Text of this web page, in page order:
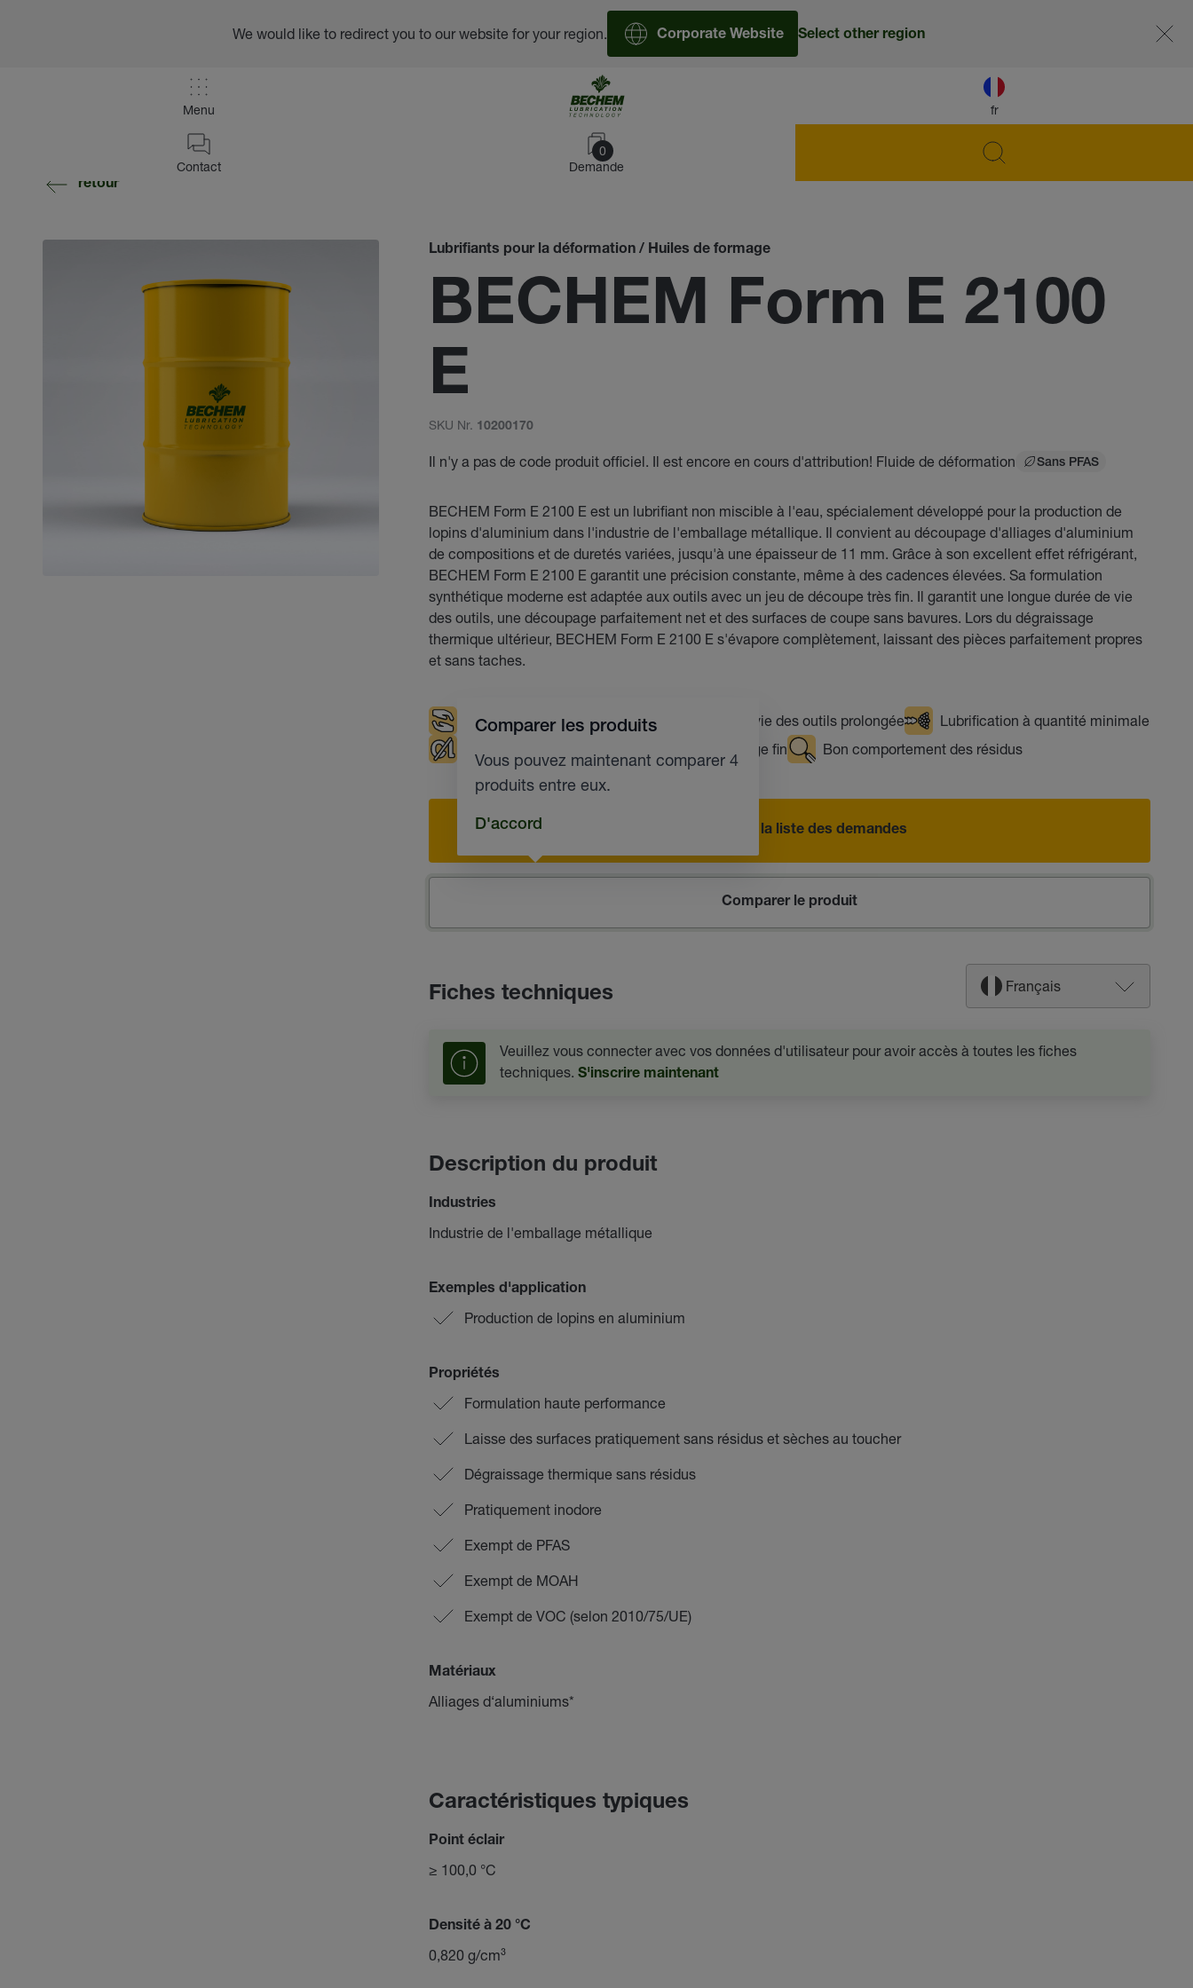
fr
Menu
0
Demande
Contact
We would like to redirect you to our website for your region. Corporate Website Select other region
retour
Lubrifiants pour la déformation / Huiles de formage
BECHEM Form E 2100
E
SKU Nr. 10200170
Il n'y a pas de code produit officiel. Il est encore en cours d'attribution! Fluide de déformation Sans PFAS
BECHEM Form E 2100 E est un lubrifiant non miscible à l'eau, spécialement développé pour la production de
lopins d'aluminium dans l'industrie de l'emballage métallique. Il convient au découpage d'alliages d'aluminium
de compositions et de duretés variées, jusqu'à une épaisseur de 11 mm. Grâce à son excellent effet réfrigérant,
BECHEM Form E 2100 E garantit une précision constante, même à des cadences élevées. Sa formulation
synthétique moderne est adaptée aux outils avec un jeu de découpe très fin. Il garantit une longue durée de vie
des outils, une découpage parfaitement net et des surfaces de coupe sans bavures. Lors du dégraissage
thermique ultérieur, BECHEM Form E 2100 E s'évapore complètement, laissant des pièces parfaitement propres
et sans taches.
Pratique sur le poste de travail Durée de vie des outils prolongée
Lubrification à quantité minimale
Découpage fin Bon comportement des résidus
Ajouter à la liste des demandes
Comparer le produit
Comparer les produits
Vous pouvez maintenant comparer 4
produits entre eux.
D'accord
Fiches techniques Français
Veuillez vous connecter avec vos données d'utilisateur pour avoir accès à toutes les fiches
techniques. S'inscrire maintenant
Description du produit
Industries
Industrie de l'emballage métallique
Exemples d'application
Production de lopins en aluminium
Propriétés
Formulation haute performance
Laisse des surfaces pratiquement sans résidus et sèches au toucher
Dégraissage thermique sans résidus
Pratiquement inodore
Exempt de PFAS
Exempt de MOAH
Exempt de VOC (selon 2010/75/UE)
Matériaux
Alliages d‘aluminiums*
Caractéristiques typiques
Point éclair
≥ 100,0 °C
Densité à 20 °C
0,820 g/cm³